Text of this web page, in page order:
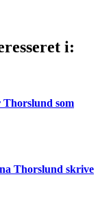
i:
Thorslund som
Thorslund skrive